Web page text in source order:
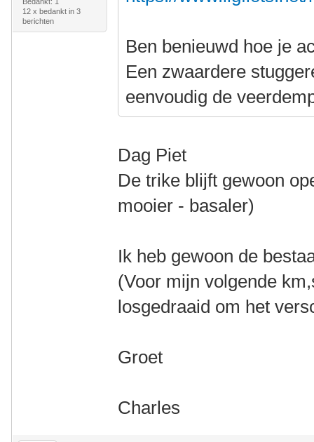
12 x bedankt in 3
berichten
Ben benieuwd hoe je
Een zwaardere
eenvoudig de
Dag Piet
De trike blijft gewoon
mooier - basaler)
Ik heb gewoon de
(Voor mijn volgende
losgedraaid om het
Groet
Charles